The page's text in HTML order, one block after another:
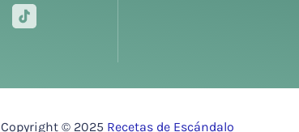
Copyright © 2025 Recetas de Escándalo